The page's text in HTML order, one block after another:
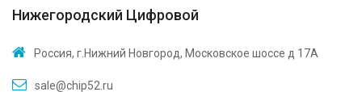
Нижегородский Цифровой
Россия, г.Нижний Новгород, Московское шоссе д 17А
sale@chip52.ru